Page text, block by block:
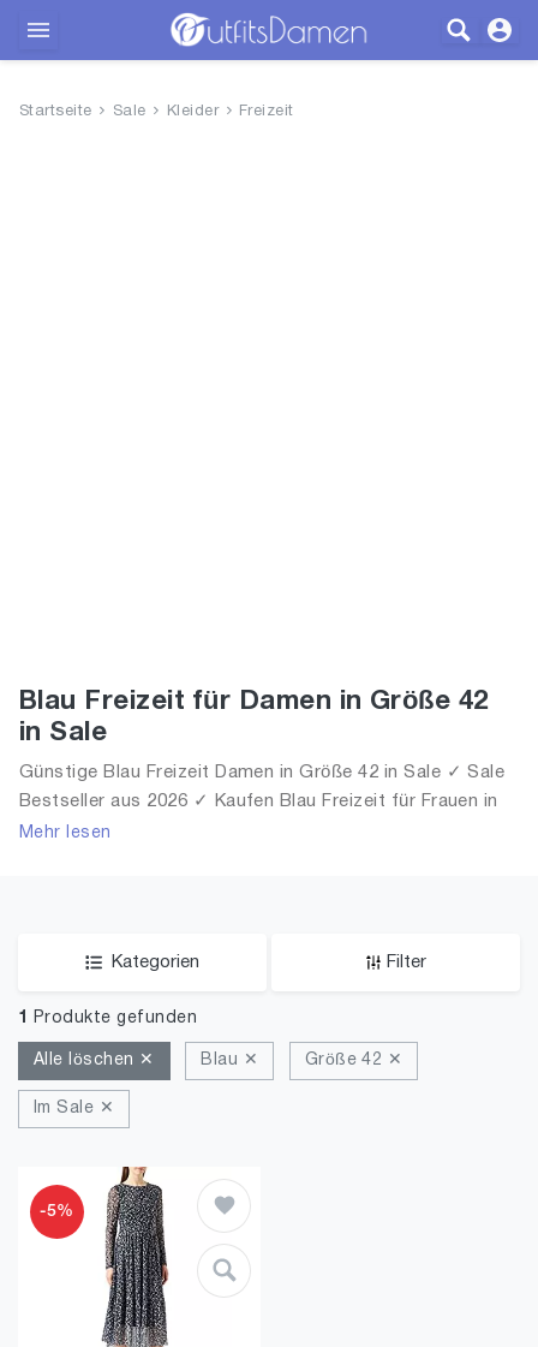
Startseite Sale Kleider Freizeit
Blau Freizeit für Damen in Größe 42
in Sale
Günstige Blau Freizeit Damen in Größe 42 in Sale ✓ Sale
Bestseller aus 2026 ✓ Kaufen Blau Freizeit für Frauen in
Größe 42 in Sale!
Mehr lesen
Kategorien Filter
1 Produkte gefunden
Alle löschen ✕ Blau ✕ Größe 42 ✕
Im Sale ✕
-5%